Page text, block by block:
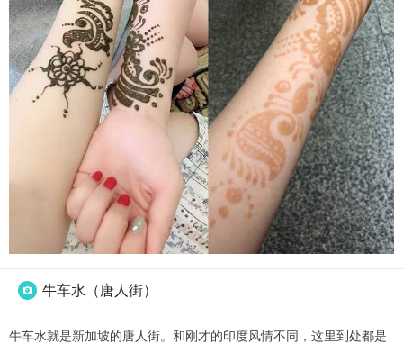
 牛车水（唐人街）
牛车水就是新加坡的唐人街。和刚才的印度风情不同，这里到处都是